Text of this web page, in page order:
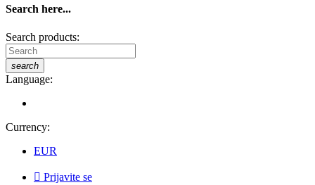
Search here...
Search products:
search
Language:
Currency:
EUR
 Prijavite se